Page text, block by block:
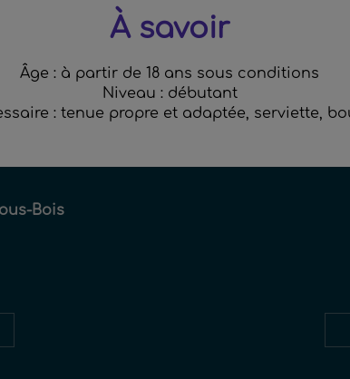
À savoir
Âge : à partir de 18 ans sous conditions
Niveau : débutant
: tenue propre et adaptée, serviette,
Bois